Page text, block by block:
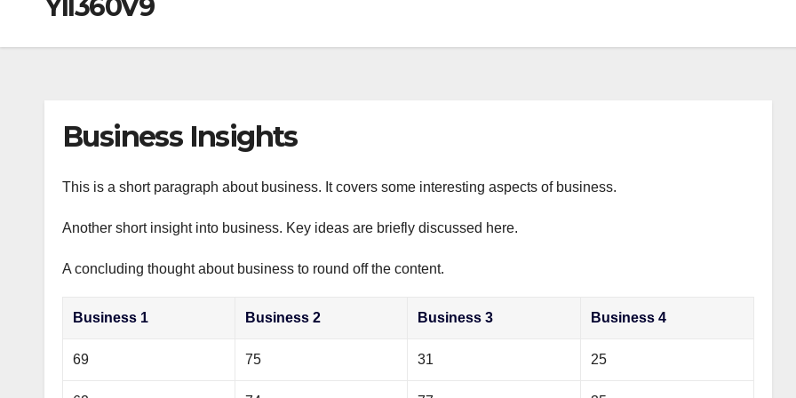
YII360V9
Business Insights
This is a short paragraph about business. It covers some interesting aspects of business.
Another short insight into business. Key ideas are briefly discussed here.
A concluding thought about business to round off the content.
Business 1 Business 2 Business 3 Business 4
69 75 31 25
m